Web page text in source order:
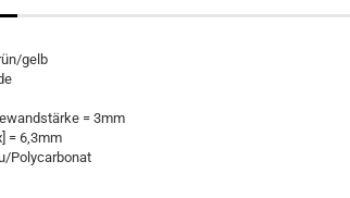
gelb
= 3mm
= 6,3mm
Polycarbonat